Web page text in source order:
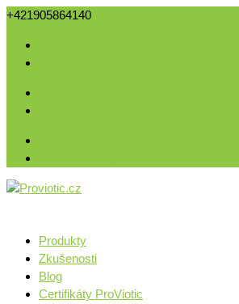
+421905864140
Produkty
Zkušenosti
Blog
Certifikáty ProViotic